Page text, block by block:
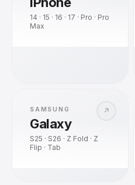
14 · 15 · 16 · 17 · Pro · Pro
Max
↗
SAMSUNG
Galaxy
S25 · S26 · Z Fold · Z
Flip · Tab